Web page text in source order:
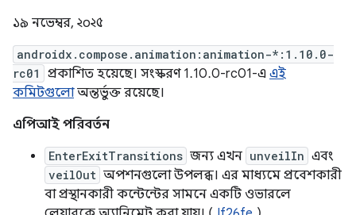
১৯ নভেম্বর, ২০২৫
androidx.compose.animation:animation-*:1.10.0-
rc01
প্রকাশিত হয়েছে। সংস্করণ 1.10.0-rc01-এ এই
কমিটগুলোঅন্তর্ভুক্ত রয়েছে।
এপিআই পরিবর্তন
EnterExitTransitions জন্য এখন unveilIn এবং
veilOut অপশনগুলো উপলব্ধ। এর মাধ্যমে প্রবেশকারী
বা প্রস্থানকারী কন্টেন্টের সামনে একটি ওভারলে